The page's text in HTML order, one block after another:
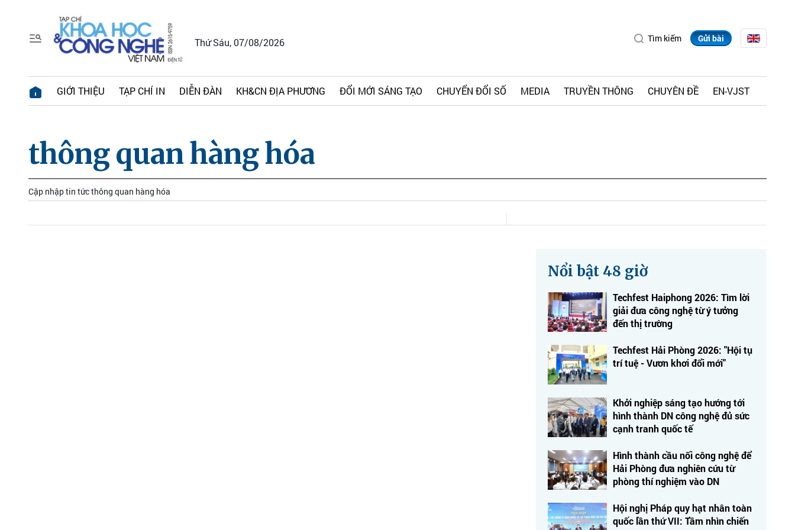
Thứ Sáu, 07/08/2026 Tìm kiếm Gửi bài
GIỚI THIỆU TẠP CHÍ IN DIỄN ĐÀN KH&CN ĐỊA PHƯƠNG ĐỔI MỚI SÁNG TẠO CHUYỂN ĐỔI SỐ MEDIA TRUYỀN THÔNG CHUYÊN ĐỀ EN-VJST
thông quan hàng hóa
Cập nhập tin tức thông quan hàng hóa
Nổi bật 48 giờ
Techfest Haiphong 2026: Tìm lời
giải đưa công nghệ từ ý tưởng
đến thị trường
Techfest Hải Phòng 2026: "Hội tụ
trí tuệ - Vươn khơi đổi mới"
Khởi nghiệp sáng tạo hướng tới
hình thành DN công nghệ đủ sức
cạnh tranh quốc tế
Hình thành cầu nối công nghệ để
Hải Phòng đưa nghiên cứu từ
phòng thí nghiệm vào DN
Hội nghị Pháp quy hạt nhân toàn
quốc lần thứ VII: Tầm nhìn chiến